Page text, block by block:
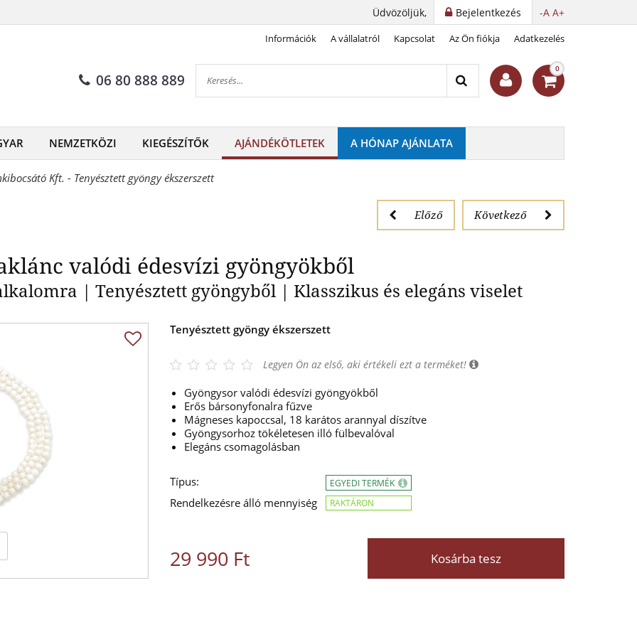
-A A+
Bejelentkezés
Üdvözöljük,
Információk A vállalatról Kapcsolat Az Ön fiókja Adatkezelés
06 80 888 889
0
NEMZETKÖZI KIEGÉSZÍTŐK AJÁNDÉKÖTLETEK A HÓNAP AJÁNLATA
Kft. - Tenyésztett gyöngy ékszerszett
Következő
Előző
valódi édesvízi gyöngyökből
| Tenyésztett gyöngyből | Klasszikus és elegáns viselet
Tenyésztett gyöngy ékszerszett
Legyen Ön az első, aki értékeli ezt a terméket!
Gyöngysor valódi édesvízi gyöngyökből
Erős bársonyfonalra fűzve
Mágneses kapoccsal, 18 karátos arannyal díszítve
Gyöngysorhoz tökéletesen illó fülbevalóval
Elegáns csomagolásban
Típus:
Rendelkezésre álló mennyiség
EGYEDI TERMÉK
RAKTÁRON
29 990 Ft Kosárba tesz
nyaklánc valódi édesvízi gyöngyökből